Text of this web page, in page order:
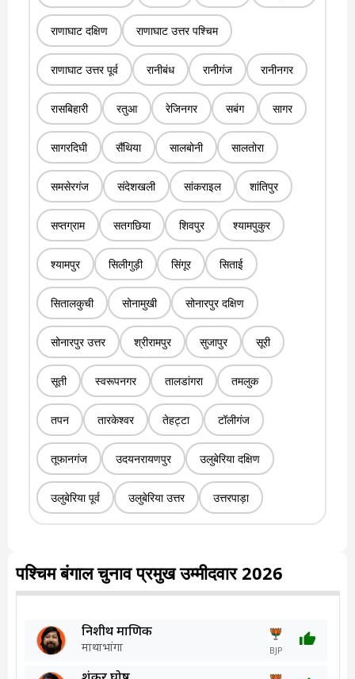
राणाघाट दक्षिण राणाघाट उत्तर पश्चिम
राणाघाट उत्तर पूर्व रानीबंध रानीगंज रानीनगर
रासबिहारी रतुआ रेजिनगर सबंग सागर
सागरदिघी सैंथिया सालबोनी सालतोरा
समसेरगंज संदेशखली सांकराइल शांतिपुर
सप्तग्राम सतगछिया शिवपुर श्यामपुकुर
श्यामपुर सिलीगुड़ी सिंगूर सिताई
सितालकुची सोनामुखी सोनारपुर दक्षिण
सोनारपुर उत्तर श्रीरामपुर सुजापुर सूरी
सूती स्वरूपनगर तालडांगरा तमलुक
तपन तारकेश्वर तेहट्टा टॉलीगंज
तूफानगंज उदयनरायणपुर उलुबेरिया दक्षिण
उलुबेरिया पूर्व उलुबेरिया उत्तर उत्तरपाड़ा
पश्चिम बंगाल चुनाव प्रमुख उम्मीदवार 2026